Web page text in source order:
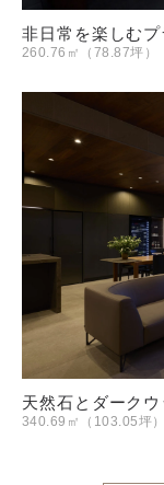
非日常を楽しむ
260.76㎡（78.87坪）
天然石とダーク
340.69㎡（103.05坪）